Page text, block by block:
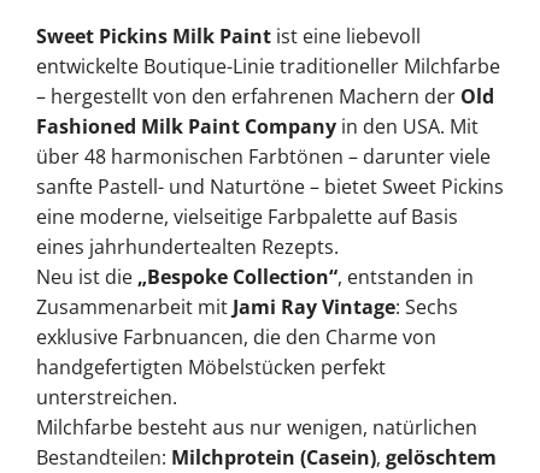
Sweet Pickins Milk Paint ist eine liebevoll
entwickelte Boutique-Linie traditioneller Milchfarbe
– hergestellt von den erfahrenen Machern der Old
Fashioned Milk Paint Company in den USA. Mit
über 48 harmonischen Farbtönen – darunter viele
sanfte Pastell- und Naturtöne – bietet Sweet Pickins
eine moderne, vielseitige Farbpalette auf Basis
eines jahrhundertealten Rezepts.
Neu ist die „Bespoke Collection“, entstanden in
Zusammenarbeit mit Jami Ray Vintage: Sechs
exklusive Farbnuancen, die den Charme von
handgefertigten Möbelstücken perfekt
unterstreichen.
Milchfarbe besteht aus nur wenigen, natürlichen
Bestandteilen: Milchprotein (Casein), gelöschtem